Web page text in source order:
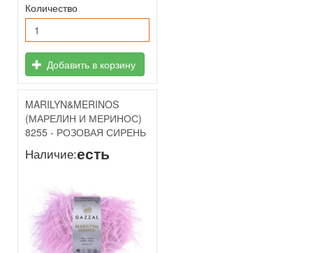
Количество
Добавить в корзину
MARILYN&MERINOS
(МАРЕЛИН И МЕРИНОС)
8255 - РОЗОВАЯ СИРЕНЬ
Наличие:есть